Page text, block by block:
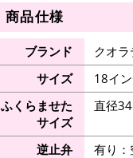
商品仕様
ブランド
クオラ
サイズ
18イ
ふくらませた
サイズ
直径
逆止弁
有り：